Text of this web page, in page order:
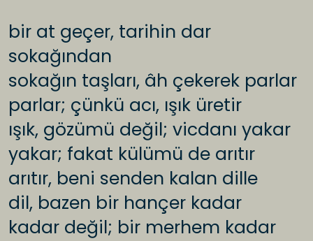
bir at geçer, tarihin dar
sokağından
sokağın taşları, âh çekerek parlar
parlar; çünkü acı, ışık üretir
ışık, gözümü değil; vicdanı yakar
yakar; fakat külümü de arıtır
arıtır, beni senden kalan dille
dil, bazen bir hançer kadar
kadar değil; bir merhem kadar